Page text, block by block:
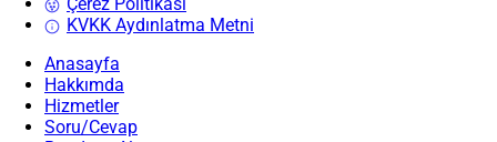
KVKK Aydınlatma Metni
Anasayfa
Hakkımda
Hizmetler
Soru/Cevap